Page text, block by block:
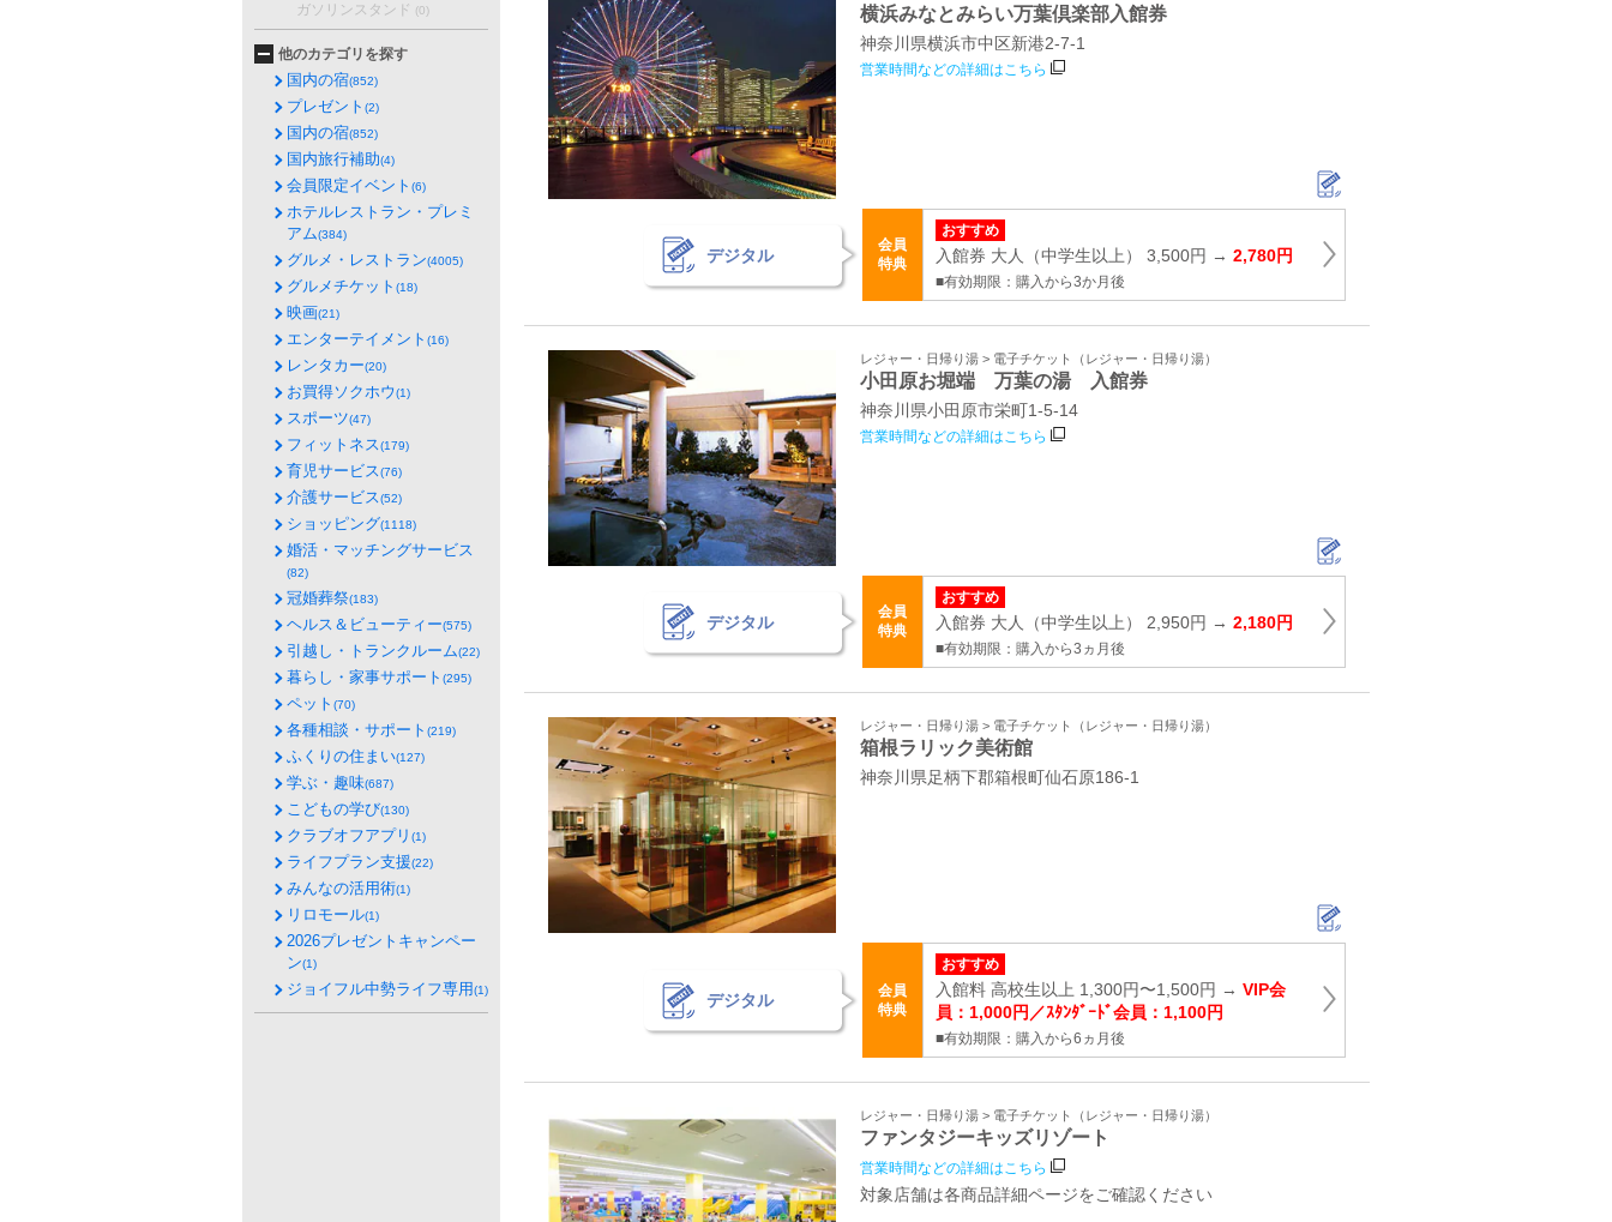
横浜みなとみらい万葉倶楽部入館券
神奈川県横浜市中区新港2‐7‐1
営業時間などの詳細はこちら
デジタル
会員
特典
おすすめ
入館券 大人（中学生以上） 3,500円 → 2,780円
■有効期限：購入から3か月後
レジャー・日帰り湯 > 電子チケット（レジャー・日帰り湯）
小田原お堀端 万葉の湯 入館券
神奈川県小田原市栄町1‐5‐14
営業時間などの詳細はこちら
デジタル
会員
特典
おすすめ
入館券 大人（中学生以上） 2,950円 → 2,180円
■有効期限：購入から3ヵ月後
レジャー・日帰り湯 > 電子チケット（レジャー・日帰り湯）
箱根ラリック美術館
神奈川県足柄下郡箱根町仙石原186‐1
デジタル
会員
特典
おすすめ
入館料 高校生以上 1,300円〜1,500円 → VIP会
員：1,000円／ｽﾀﾝﾀﾞｰﾄﾞ会員：1,100円
■有効期限：購入から6ヵ月後
レジャー・日帰り湯 > 電子チケット（レジャー・日帰り湯）
ファンタジーキッズリゾート
営業時間などの詳細はこちら
対象店舗は各商品詳細ページをご確認ください
ガソリンスタンド (0)
他のカテゴリを探す
国内の宿(852)
プレゼント (2)
国内の宿(852)
国内旅行補助(4)
会員限定イベント (6)
ホテルレストラン・プレミ
アム(384)
グルメ・レストラン(4005)
グルメチケット (18)
映画(21)
エンターテイメント (16)
レンタカー(20)
お買得ソクホウ(1)
スポーツ(47)
フィットネス(179)
育児サービス(76)
介護サービス(52)
ショッピング(1118)
婚活・マッチングサービス
(82)
冠婚葬祭(183)
ヘルス＆ビューティー(575)
引越し・トランクルーム(22)
暮らし・家事サポート (295)
ペット (70)
各種相談・サポート (219)
ふくりの住まい(127)
学ぶ・趣味(687)
こどもの学び(130)
クラブオフアプリ (1)
ライフプラン支援(22)
みんなの活用術(1)
リロモール(1)
2026プレゼントキャンペー
ン(1)
ジョイフル中勢ライフ専用(1)